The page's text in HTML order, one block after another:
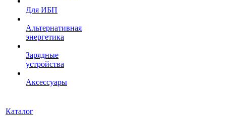
Для ИБП
Альтернативная
энергетика
Зарядные
устройства
Аксессуары
Каталог